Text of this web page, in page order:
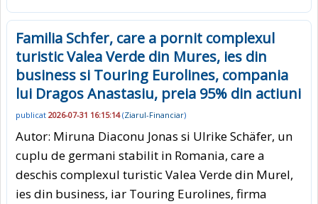
Familia Schfer, care a pornit complexul
turistic Valea Verde din Mures, ies din
business si Touring Eurolines, compania
lui Dragos Anastasiu, preia 95% din actiuni
publicat 2026-07-31 16:15:14(Ziarul-Financiar)
Autor: Miruna Diaconu Jonas si Ulrike Schäfer, un
cuplu de germani stabilit in Romania, care a
deschis complexul turistic Valea Verde din Murel,
ies din business, iar Touring Eurolines, firma